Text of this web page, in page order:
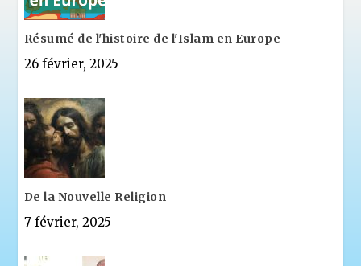
Résumé de l'histoire de l'Islam en Europe
26 février, 2025
De la Nouvelle Religion
7 février, 2025